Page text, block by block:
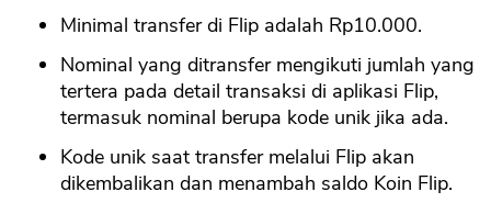
Minimal transfer di Flip adalah Rp10.000.
Nominal yang ditransfer mengikuti jumlah yang
tertera pada detail transaksi di aplikasi Flip,
termasuk nominal berupa kode unik jika ada.
Kode unik saat transfer melalui Flip akan
dikembalikan dan menambah saldo Koin Flip.